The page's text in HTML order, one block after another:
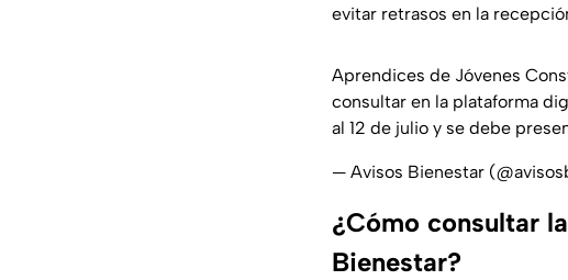
evitar retrasos en la
Aprendices de Jóvenes
consultar en la plataforma
al 12 de julio y se debe
— Avisos Bienestar
¿Cómo consultar
Bienestar?